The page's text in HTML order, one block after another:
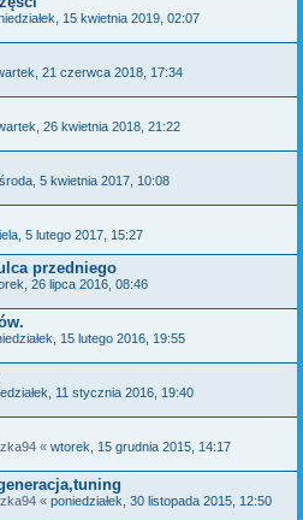
15 kwietnia 2019, 02:07
21 czerwca 2018, 17:34
26 kwietnia 2018, 21:22
środa, 5 kwietnia 2017, 10:08
5 lutego 2017, 15:27
przedniego
26 lipca 2016, 08:46
15 lutego 2016, 19:55
11 stycznia 2016, 19:40
« wtorek, 15 grudnia 2015, 14:17
« poniedziałek, 30 listopada 2015, 12:50